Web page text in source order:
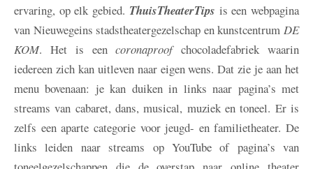
ervaring, op elk gebied. ThuisTheaterTips is een webpagina
van Nieuwegeins stadstheatergezelschap en kunstcentrum DE
KOM. Het is eencoronaproofchocoladefabriek waarin
iedereen zich kan uitleven naar eigen wens. Dat zie je aan het
menu bovenaan: je kan duiken in links naar pagina’s met
streams van cabaret, dans, musical, muziek en toneel. Er is
zelfs een aparte categorie voor jeugd- en familietheater. De
links leiden naar streams op YouTube of pagina’s van